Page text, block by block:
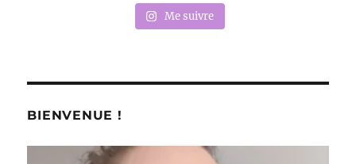
Me suivre
BIENVENUE !